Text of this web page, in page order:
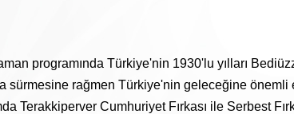
programında Türkiye'nin 1930'lu yılları
sürmesine rağmen Türkiye'nin geleceğine
Terakkiperver Cumhuriyet Fırkası ile Serbest